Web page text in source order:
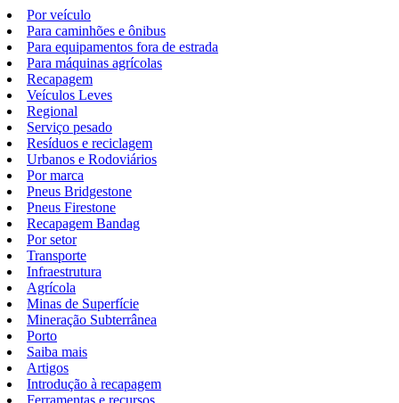
Por veículo
Para caminhões e ônibus
Para equipamentos fora de estrada
Para máquinas agrícolas
Recapagem
Veículos Leves
Regional
Serviço pesado
Resíduos e reciclagem
Urbanos e Rodoviários
Por marca
Pneus Bridgestone
Pneus Firestone
Recapagem Bandag
Por setor
Transporte
Infraestrutura
Agrícola
Minas de Superfície
Mineração Subterrânea
Porto
Saiba mais
Artigos
Introdução à recapagem
Ferramentas e recursos